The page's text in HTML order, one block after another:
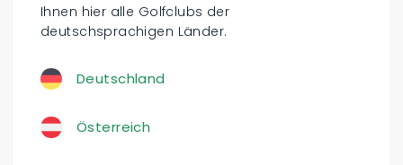
Ihnen hier alle Golfclubs der
deutschsprachigen Länder.
Deutschland
Österreich